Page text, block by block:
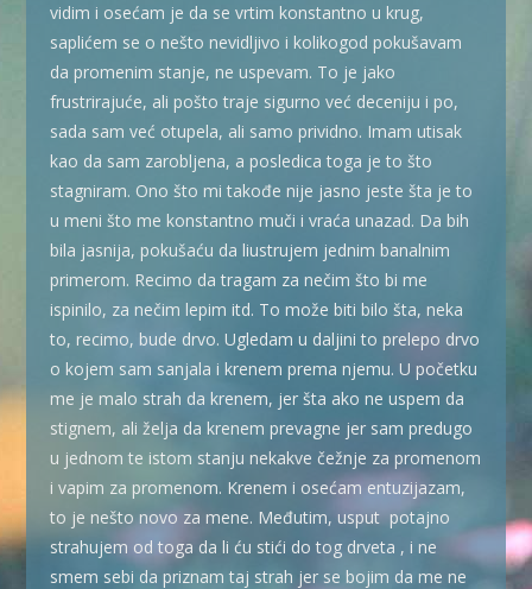
vidim i osećam je da se vrtim konstantno u krug,
saplićem se o nešto nevidljivo i kolikogod pokušavam
da promenim stanje, ne uspevam. To je jako
frustrirajuće, ali pošto traje sigurno već deceniju i po,
sada sam već otupela, ali samo prividno. Imam utisak
kao da sam zarobljena, a posledica toga je to što
stagniram. Ono što mi takođe nije jasno jeste šta je to
u meni što me konstantno muči i vraća unazad. Da bih
bila jasnija, pokušaću da liustrujem jednim banalnim
primerom. Recimo da tragam za nečim što bi me
ispinilo, za nečim lepim itd. To može biti bilo šta, neka
to, recimo, bude drvo. Ugledam u daljini to prelepo drvo
o kojem sam sanjala i krenem prema njemu. U početku
me je malo strah da krenem, jer šta ako ne uspem da
stignem, ali želja da krenem prevagne jer sam predugo
u jednom te istom stanju nekakve čežnje za promenom
i vapim za promenom. Krenem i osećam entuzijazam,
to je nešto novo za mene. Međutim, usput potajno
strahujem od toga da li ću stići do tog drveta , i ne
smem sebi da priznam taj strah jer se bojim da me ne